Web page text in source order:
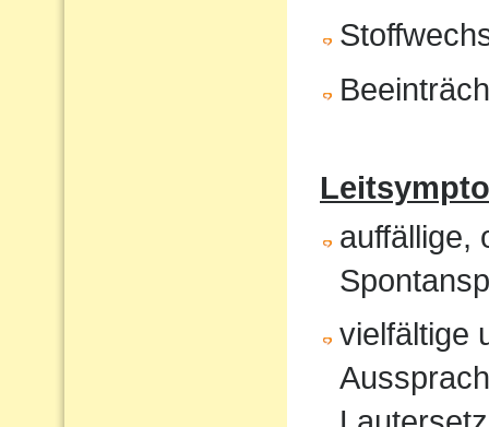
auffällige,
vielfältige